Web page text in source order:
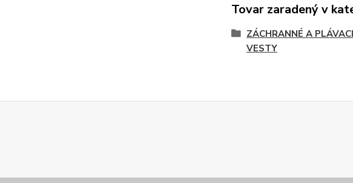
Tovar zaradený v
ZÁCHRANNÉ A
VESTY